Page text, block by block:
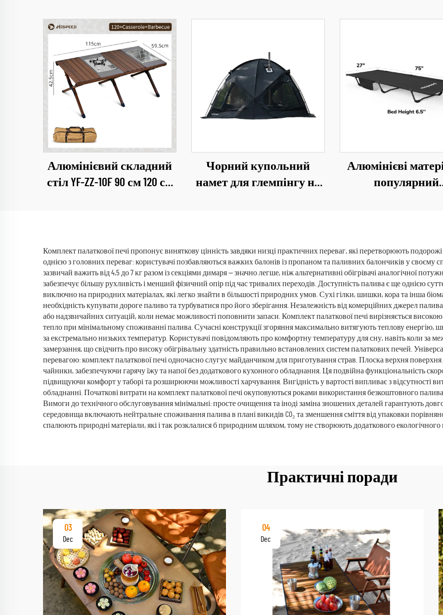
Алюмінієвий складний
стіл YF-ZZ-10F 90 см 120 см
Чорний купольний
намет для глемпінгу на
Алюмінієві
популярний
оксфордської
300d для
Комплект палаткової печі пропонує виняткову цінність завдяки низці практичних переваг, які перетворюють
однією з головних переваг: користувачі позбавляються важких балонів із пропаном та паливних балончиків у своєму
зазвичай важить від 4,5 до 7 кг разом із секціями димаря — значно легше, ніж альтернативні обігрівачі аналогічної
забезпечує більшу рухливість і менший фізичний опір під час тривалих переходів. Доступність палива є ще однією
виключно на природних матеріалах, які легко знайти в більшості природних умов. Сухі гілки, шишки, кора та інша
необхідність купувати дороге паливо та турбуватися про його зберігання. Незалежність від комерційних джерел
або надзвичайних ситуацій, коли немає можливості поповнити запаси. Комплект палаткової печі вирізняється
тепло при мінімальному споживанні палива. Сучасні конструкції згоряння максимально витягують теплову енергію,
за екстремально низьких температур. Користувачі повідомляють про комфортну температуру для сну, навіть коли за
замерзання, що свідчить про високу обігрівальну здатність правильно встановлених систем палаткових печей.
перевагою: комплект палаткової печі одночасно слугує майданчиком для приготування страв. Плоска верхня поверхня
чайники, забезпечуючи гарячу їжу та напої без додаткового кухонного обладнання. Ця подвійна функціональність
підвищуючи комфорт у таборі та розширюючи можливості харчування. Вигідність у вартості випливає з відсутності
обладнанні. Початкові витрати на комплект палаткової печі окуповуються роками використання безкоштовного
Вимоги до технічного обслуговування мінімальні: просте очищення та іноді заміна зношених деталей гарантують
середовища включають нейтральне споживання палива в плані викидів CO₂ та зменшення сміття від упаковки
спалюють природні матеріали, які і так розклалися б природним шляхом, тому не створюють додаткового
Практичні поради
03
Dec
04
Dec